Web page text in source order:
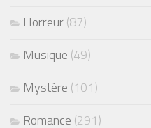
Horreur(87)
Musique (49)
Mystère (101)
Romance (291)